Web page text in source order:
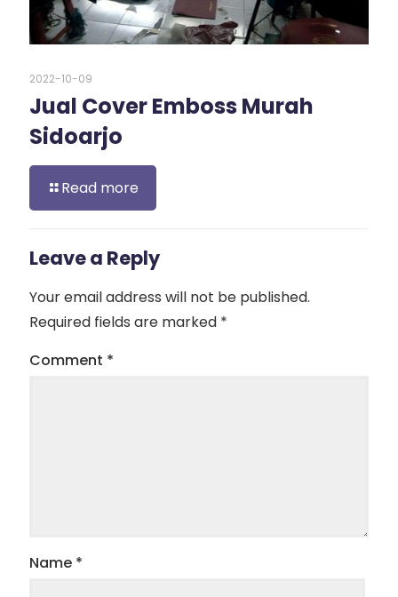
2022-10-09
Jual Cover Emboss Murah
Sidoarjo
Read more
Leave a Reply
Your email address will not be published.
Required fields are marked *
Comment *
Name *